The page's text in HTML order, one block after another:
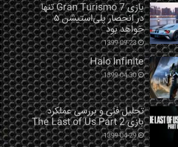
بازی Gran Turismo 7 تنها
در انحصار پلی‌استیشن ۵
خواهد بود
1399-09-23
Halo Infinite
1399-04-30
تحلیل فنی و بررسی عملکرد
بازی The Last of Us Part 2
1399-04-29